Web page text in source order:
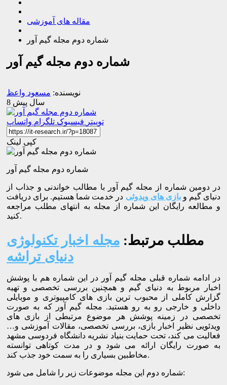
مقاله های آموزشی
شماره دوم مجله گیم آور
شماره دوم مجله گیم آور
نویسنده: مسعود واعظ
8 سال پیش
توییتر فیسبوک تلگرام واتساپ
کپی لینک
شماره دوم مجله گیم آور
در دومین شماره از مجله گیم آور با مطالب خواندنی و جذاب از
دنیای گیم وبازی های ویدوئی در خدمت شما هستیم. برای دریافت
و مطالعه رایگان این شماره از مجله به انتهای مطلب مراجعه
کنید.
مطلب مرتبط: مجله اخبار تکنولوژی
دنیای تراشه
در ادامه شماره قبلی مجله گیم آور در این شماره هم با پوشش
اخبار مربوط به دنیای گیم و همچنین بررسی تخصصی و تهیه
گزارش کاملی از محبوب ترین بازی های کامپیوتری و موبایلی
داخلی و خارجی رو به رو هستید. مجله گیم آور که به صورت
تخصصی در زمینه پوشش هر موضوع مرتبطی از بازی های
ویدئویی نظیر اخبار بازی، بررسی تخصصی، مقالات آموزشی و…
فعالیت می کند، تحت حمایت بنیاد نشریه دانشگاه فردوسی مشهد
به صورت رایگان ارائه می شود و در مدت کوتاهی توانسته
مخاطبین بسیاری را به سمت خود جذب کند.
شماره دوم این مجله موضوعات زیر را شامل می شود: